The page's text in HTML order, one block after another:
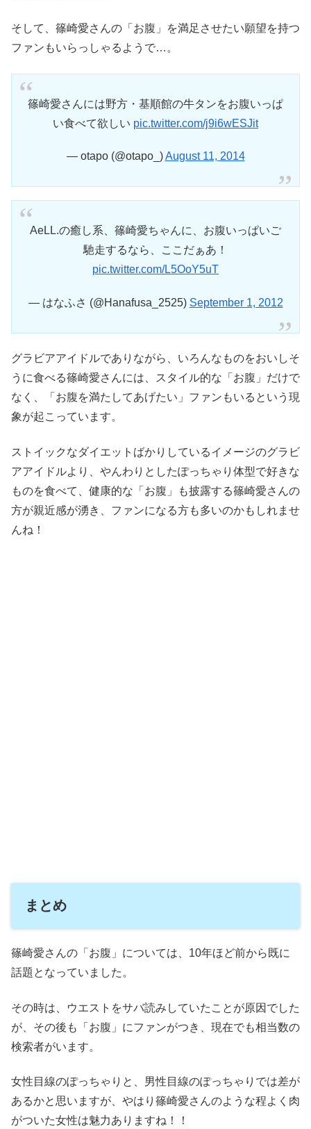
そして、篠崎愛さんの「お腹」を満足させたい願望を持つ
ファンもいらっしゃるようで…。
篠崎愛さんには野方・基順館の牛タンをお腹いっぱ
い食べて欲しい pic.twitter.com/j9i6wESJit
— otapo (@otapo_)August 11, 2014
AeLL.の癒し系、篠崎愛ちゃんに、お腹いっぱいご
馳走するなら、ここだぁあ！
pic.twitter.com/L5OoY5uT
— はなふさ (@Hanafusa_2525) September 1, 2012
グラビアアイドルでありながら、いろんなものをおいしそ
うに食べる篠崎愛さんには、スタイル的な「お腹」だけで
なく、「お腹を満たしてあげたい」ファンもいるという現
象が起こっています。
ストイックなダイエットばかりしているイメージのグラビ
アアイドルより、やんわりとしたぽっちゃり体型で好きな
ものを食べて、健康的な「お腹」も披露する篠崎愛さんの
方が親近感が湧き、ファンになる方も多いのかもしれませ
んね！
まとめ
篠崎愛さんの「お腹」については、10年ほど前から既に
話題となっていました。
その時は、ウエストをサバ読みしていたことが原因でした
が、その後も「お腹」にファンがつき、現在でも相当数の
検索者がいます。
女性目線のぽっちゃりと、男性目線のぽっちゃりでは差が
あるかと思いますが、やはり篠崎愛さんのような程よく肉
がついた女性は魅力ありますね！！